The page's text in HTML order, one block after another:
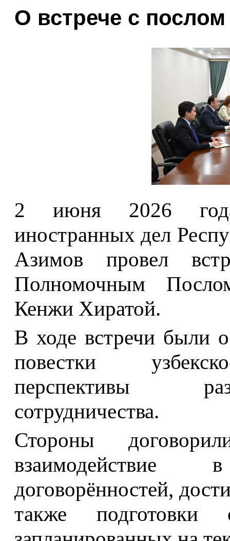
О встрече с
2 июня 2026 года
иностранных дел
Азимов провел
Полномочным
Кенжи Хиратой.
В ходе встречи были
повестки
перспективы
сотрудничества.
Стороны
договорённостей,
также подготовки